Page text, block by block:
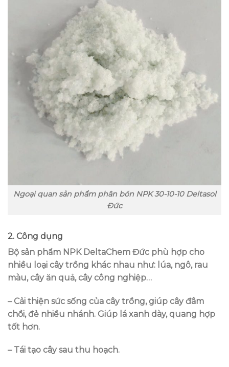
Ngoại quan sản phẩm phân bón NPK 30-10-10 Deltasol
Đức
2. Công dụng
Bộ sản phẩm NPK DeltaChem Đức phù hợp cho
nhiều loại cây trồng khác nhau như: lúa, ngô, rau
màu, cây ăn quả, cây công nghiệp…
– Cải thiện sức sống của cây trồng, giúp cây đâm
chồi, đẻ nhiều nhánh. Giúp lá xanh dày, quang hợp
tốt hơn.
– Tái tạo cây sau thu hoạch.